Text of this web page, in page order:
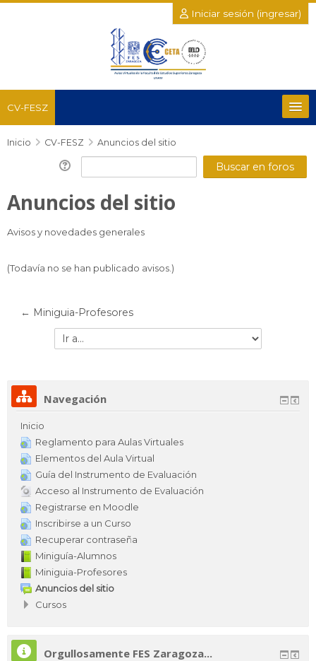
Iniciar sesión (ingresar)
CV-FESZ
Recursos
Salud y del Comportamiento
Sitio CETA
Inicio CV-FESZ Anuncios del sitio
Anuncios del sitio
Avisos y novedades generales
(Todavía no se han publicado avisos.)
← Miniguia-Profesores
Ir a...
Navegación
Inicio
Reglamento para Aulas Virtuales
Elementos del Aula Virtual
Guía del Instrumento de Evaluación
Acceso al Instrumento de Evaluación
Registrarse en Moodle
Inscribirse a un Curso
Recuperar contraseña
Miniguía-Alumnos
Miniguia-Profesores
Anuncios del sitio
Cursos
Orgullosamente FES Zaragoza...